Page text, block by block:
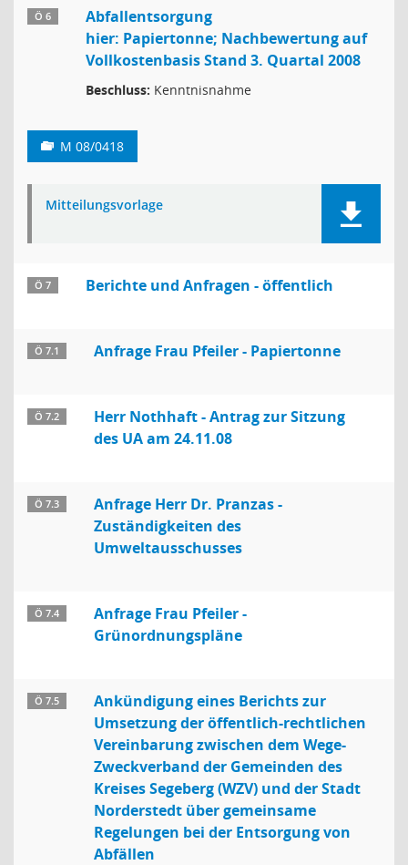
Ö 6
Abfallentsorgung
hier: Papiertonne; Nachbewertung auf
Vollkostenbasis Stand 3. Quartal 2008
Beschluss: Kenntnisnahme
M 08/0418
Mitteilungsvorlage
Ö 7 Berichte und Anfragen - öffentlich
Ö 7.1 Anfrage Frau Pfeiler - Papiertonne
Ö 7.2
Herr Nothhaft - Antrag zur Sitzung
des UA am 24.11.08
Ö 7.3
Anfrage Herr Dr. Pranzas -
Zuständigkeiten des
Umweltausschusses
Ö 7.4
Anfrage Frau Pfeiler -
Grünordnungspläne
Ö 7.5
Ankündigung eines Berichts zur
Umsetzung der öffentlich-rechtlichen
Vereinbarung zwischen dem Wege-
Zweckverband der Gemeinden des
Kreises Segeberg (WZV) und der Stadt
Norderstedt über gemeinsame
Regelungen bei der Entsorgung von
Abfällen